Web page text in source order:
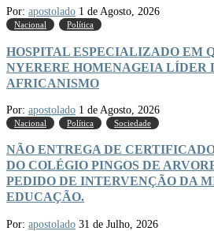
Por: apostolado 1 de Agosto, 2026
Nacional Política
HOSPITAL ESPECIALIZADO EM
NYERERE HOMENAGEIA LÍDER
AFRICANISMO
Por: apostolado 1 de Agosto, 2026
Nacional Política Sociedade
NÃO ENTREGA DE
DO COLÉGIO PINGOS DE
PEDIDO DE INTERVENÇÃO DA
EDUCAÇÃO.
Por: apostolado 31 de Julho, 2026